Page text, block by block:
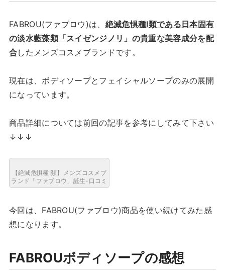
FABROU(ファブロウ)は、 絶滅危惧種I類である日本固有
の淡水藍藻類「スイゼンジノリ」の貴重な美容成分を配
合したメンズコスメブランドです。
現在は、ボディソープとフェイシャルソープのみの展開
になっています。
商品詳細については前回の記事を参考にしてみて下さい
↓↓↓
【絶滅危惧種I類】メンズコスメブ
ランド「ファブロウ」誕生-口コミ
今回は、FABROU(ファブロウ)商品を使い続けてみた感
想になります。
FABROUボディソープの感想